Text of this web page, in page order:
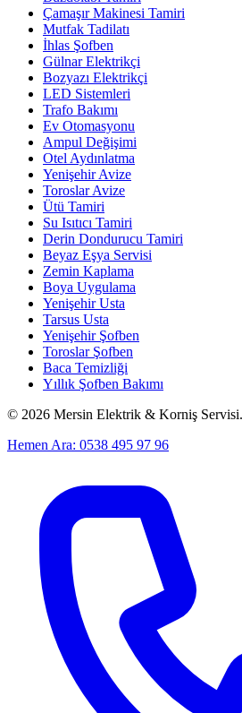
Çamaşır Makinesi Tamiri
Mutfak Tadilatı
İhlas Şofben
Gülnar Elektrikçi
Bozyazı Elektrikçi
LED Sistemleri
Trafo Bakımı
Ev Otomasyonu
Ampul Değişimi
Otel Aydınlatma
Yenişehir Avize
Toroslar Avize
Ütü Tamiri
Su Isıtıcı Tamiri
Derin Dondurucu Tamiri
Beyaz Eşya Servisi
Zemin Kaplama
Boya Uygulama
Yenişehir Usta
Tarsus Usta
Yenişehir Şofben
Toroslar Şofben
Baca Temizliği
Yıllık Şofben Bakımı
© 2026 Mersin Elektrik & Korniş Servisi.
Hemen Ara: 0538 495 97 96